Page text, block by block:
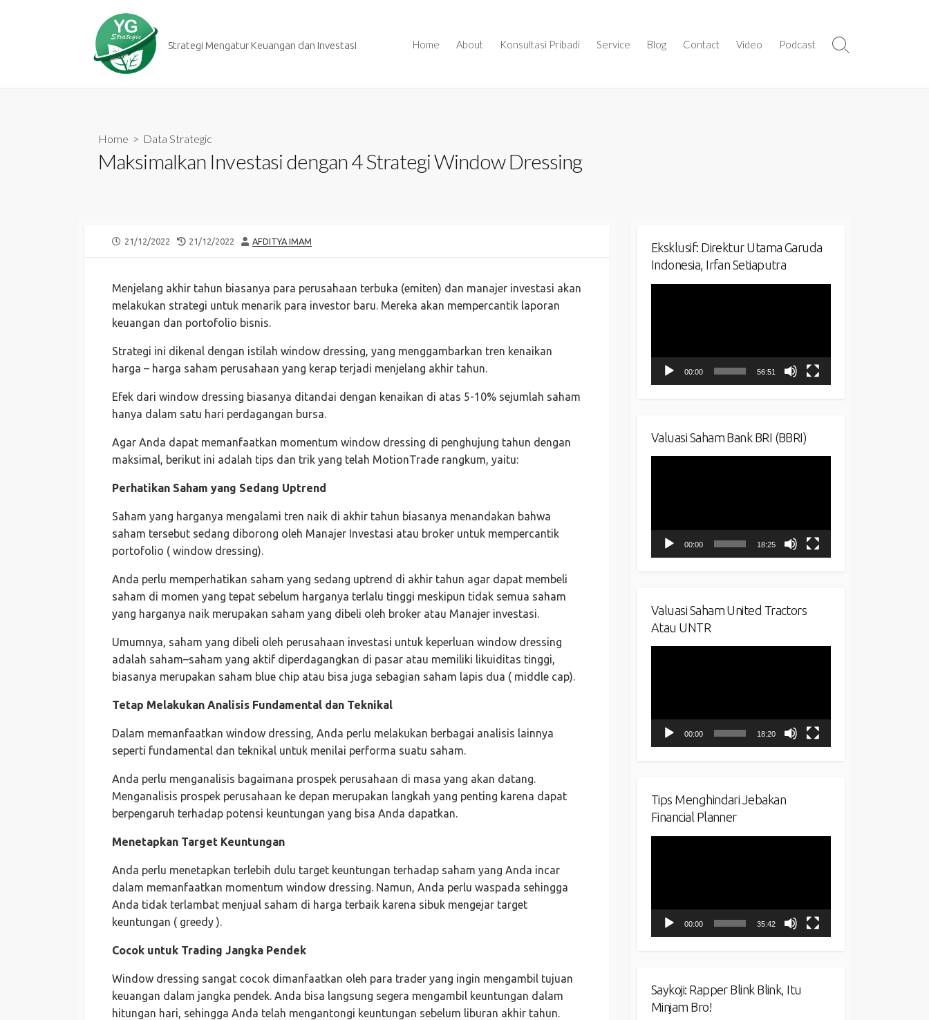
Strategi Mengatur Keuangan dan Investasi Home About Konsultasi Pribadi Service Blog Contact Video Podcast
Search
Home > Data Strategic
Maksimalkan Investasi dengan 4 Strategi Window Dressing
PUBLISHED
21/12/2022
LAST
21/12/2022 AUTHOR
AFDITYA IMAM
Menjelang akhir tahun biasanya para perusahaan terbuka (emiten) dan manajer investasi akan
melakukan strategi untuk menarik para investor baru. Mereka akan mempercantik laporan
keuangan dan portofolio bisnis.
Strategi ini dikenal dengan istilah window dressing, yang menggambarkan tren kenaikan
harga – harga saham perusahaan yang kerap terjadi menjelang akhir tahun.
Efek dari window dressing biasanya ditandai dengan kenaikan di atas 5-10% sejumlah saham
hanya dalam satu hari perdagangan bursa.
Agar Anda dapat memanfaatkan momentum window dressing di penghujung tahun dengan
maksimal, berikut ini adalah tips dan trik yang telah MotionTrade rangkum, yaitu:
Perhatikan Saham yang Sedang Uptrend
Saham yang harganya mengalami tren naik di akhir tahun biasanya menandakan bahwa
saham tersebut sedang diborong oleh Manajer Investasi atau broker untuk mempercantik
portofolio ( window dressing).
Anda perlu memperhatikan saham yang sedang uptrend di akhir tahun agar dapat membeli
saham di momen yang tepat sebelum harganya terlalu tinggi meskipun tidak semua saham
yang harganya naik merupakan saham yang dibeli oleh broker atau Manajer investasi.
Umumnya, saham yang dibeli oleh perusahaan investasi untuk keperluan window dressing
adalah saham–saham yang aktif diperdagangkan di pasar atau memiliki likuiditas tinggi,
biasanya merupakan saham blue chip atau bisa juga sebagian saham lapis dua ( middle cap).
Tetap Melakukan Analisis Fundamental dan Teknikal
Dalam memanfaatkan window dressing, Anda perlu melakukan berbagai analisis lainnya
seperti fundamental dan teknikal untuk menilai performa suatu saham.
Anda perlu menganalisis bagaimana prospek perusahaan di masa yang akan datang.
Menganalisis prospek perusahaan ke depan merupakan langkah yang penting karena dapat
berpengaruh terhadap potensi keuntungan yang bisa Anda dapatkan.
Menetapkan Target Keuntungan
Anda perlu menetapkan terlebih dulu target keuntungan terhadap saham yang Anda incar
dalam memanfaatkan momentum window dressing. Namun, Anda perlu waspada sehingga
Anda tidak terlambat menjual saham di harga terbaik karena sibuk mengejar target
keuntungan ( greedy ).
Cocok untuk Trading Jangka Pendek
Window dressing sangat cocok dimanfaatkan oleh para trader yang ingin mengambil tujuan
keuangan dalam jangka pendek. Anda bisa langsung segera mengambil keuntungan dalam
hitungan hari, sehingga Anda telah mengantongi keuntungan sebelum liburan akhir tahun.
Eksklusif: Direktur Utama Garuda
Indonesia, Irfan Setiaputra
00:00 56:51
Valuasi Saham Bank BRI (BBRI)
00:00 18:25
Valuasi Saham United Tractors
Atau UNTR
00:00 18:20
Tips Menghindari Jebakan
Financial Planner
00:00 35:42
Saykoji: Rapper Blink Blink, Itu
Minjam Bro!